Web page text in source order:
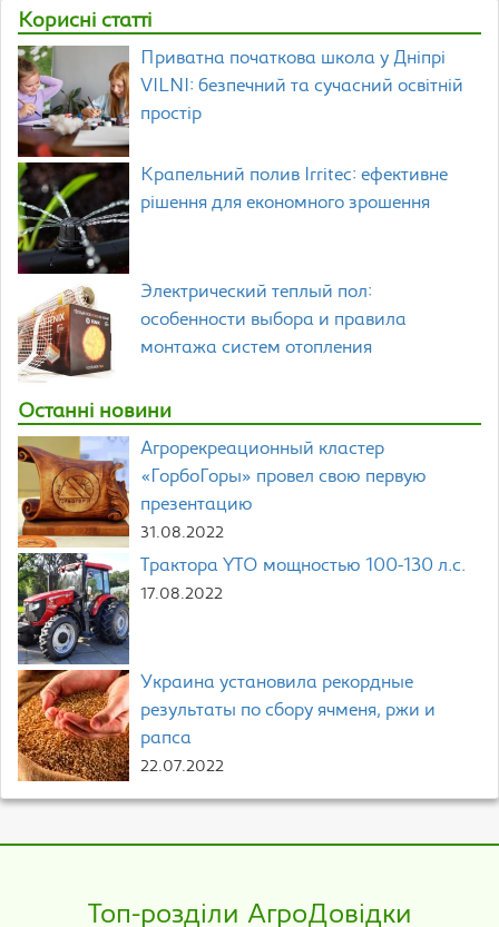
Корисні статті
Приватна початкова школа у Дніпрі
VILNI: безпечний та сучасний освітній
простір
Крапельний полив Irritec: ефективне
рішення для економного зрошення
Электрический теплый пол:
особенности выбора и правила
монтажа систем отопления
Останні новини
Агрорекреационный кластер
«ГорбоГоры» провел свою первую
презентацию
31.08.2022
Трактора YTO мощностью 100-130 л.с.
17.08.2022
Украина установила рекордные
результаты по сбору ячменя, ржи и
рапса
22.07.2022
Топ-розділи АгроДовідки